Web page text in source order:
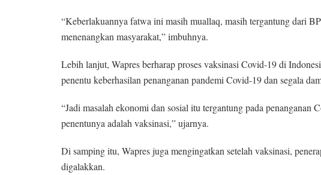
“Keberlakuannya fatwa ini masih muallaq, masih tergantung dari
menenangkan masyarakat,” imbuhnya.
Lebih lanjut, Wapres berharap proses vaksinasi Covid-19 di
penentu keberhasilan penanganan pandemi Covid-19 dan segala
“Jadi masalah ekonomi dan sosial itu tergantung pada penanganan
penentunya adalah vaksinasi,” ujarnya.
Di samping itu, Wapres juga mengingatkan setelah vaksinasi,
digalakkan.